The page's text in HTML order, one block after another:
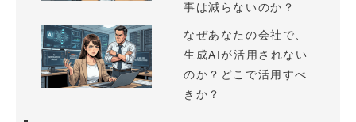
事は減らないのか？
なぜあなたの会社で、
生成AIが活用されない
のか？どこで活用すべ
きか？